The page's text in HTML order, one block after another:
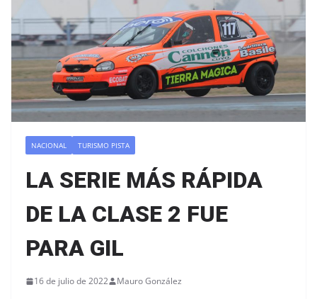
NACIONAL TURISMO PISTA
LA SERIE MÁS RÁPIDA
DE LA CLASE 2 FUE
PARA GIL
16 de julio de 2022 Mauro González